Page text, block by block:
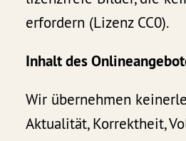
erfordern (Lizenz CC0).
Inhalt des
Wir übernehmen
Aktualität, Korrektheit,